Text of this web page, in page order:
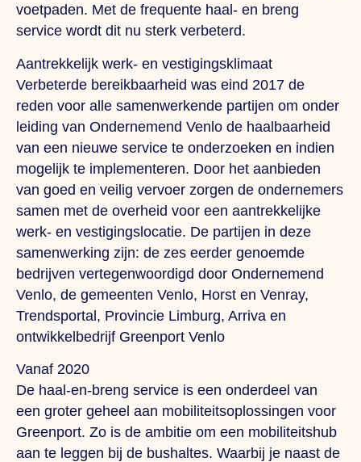
voetpaden. Met de frequente haal- en breng
service wordt dit nu sterk verbeterd.
Aantrekkelijk werk- en vestigingsklimaat
Verbeterde bereikbaarheid was eind 2017 de
reden voor alle samenwerkende partijen om onder
leiding van Ondernemend Venlo de haalbaarheid
van een nieuwe service te onderzoeken en indien
mogelijk te implementeren. Door het aanbieden
van goed en veilig vervoer zorgen de ondernemers
samen met de overheid voor een aantrekkelijke
werk- en vestigingslocatie. De partijen in deze
samenwerking zijn: de zes eerder genoemde
bedrijven vertegenwoordigd door Ondernemend
Venlo, de gemeenten Venlo, Horst en Venray,
Trendsportal, Provincie Limburg, Arriva en
ontwikkelbedrijf Greenport Venlo
Vanaf 2020
De haal-en-breng service is een onderdeel van
een groter geheel aan mobiliteitsoplossingen voor
Greenport. Zo is de ambitie om een mobiliteitshub
aan te leggen bij de bushaltes. Waarbij je naast de